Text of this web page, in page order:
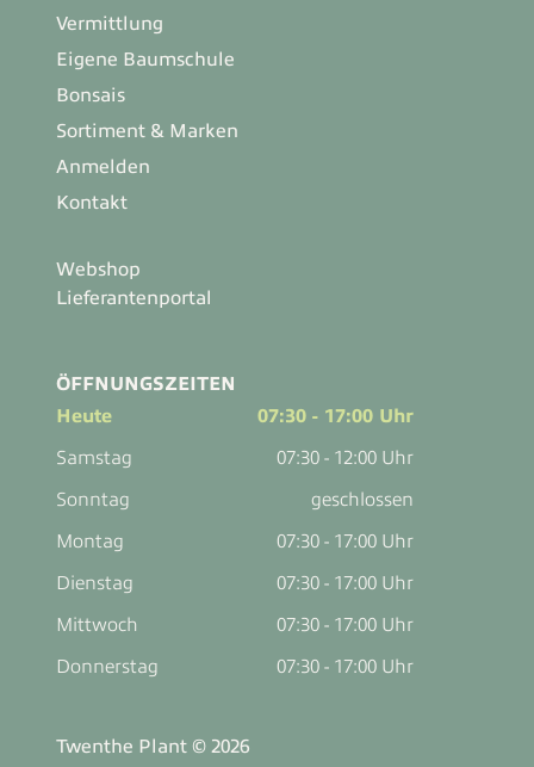
Vermittlung
Eigene Baumschule
Bonsais
Sortiment & Marken
Anmelden
Kontakt
Webshop
Lieferantenportal
ÖFFNUNGSZEITEN
Heute
07:30 - 17:00 Uhr
Samstag
07:30 - 12:00 Uhr
Sonntag
geschlossen
Montag
07:30 - 17:00 Uhr
Dienstag
07:30 - 17:00 Uhr
Mittwoch
07:30 - 17:00 Uhr
Donnerstag
07:30 - 17:00 Uhr
Twenthe Plant © 2026